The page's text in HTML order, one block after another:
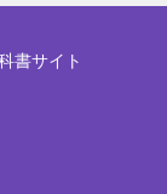
書サイト